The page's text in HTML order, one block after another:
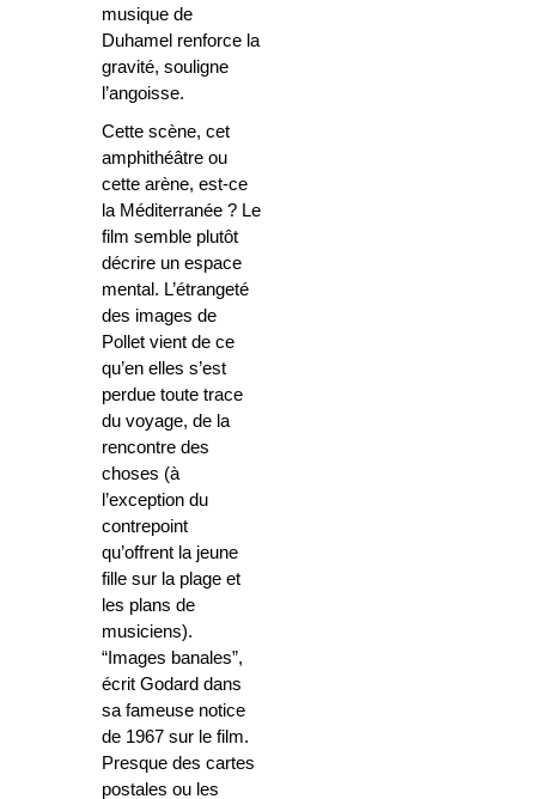
musique de
Duhamel renforce la
gravité, souligne
l’angoisse.
Cette scène, cet
amphithéâtre ou
cette arène, est-ce
la Méditerranée ? Le
film semble plutôt
décrire un espace
mental. L’étrangeté
des images de
Pollet vient de ce
qu’en elles s’est
perdue toute trace
du voyage, de la
rencontre des
choses (à
l’exception du
contrepoint
qu’offrent la jeune
fille sur la plage et
les plans de
musiciens).
“Images banales”,
écrit Godard dans
sa fameuse notice
de 1967 sur le film.
Presque des cartes
postales ou les